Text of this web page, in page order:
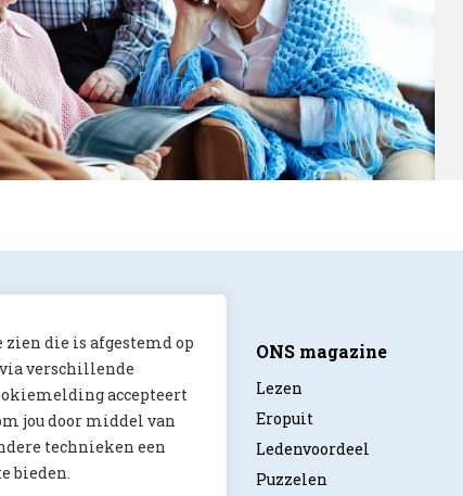
die is afgestemd op
verschillende
accepteert
jou door middel van
technieken een
bieden.
ONS magazine
Lezen
Eropuit
Ledenvoordeel
Puzzelen